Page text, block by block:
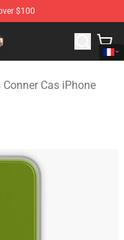
$100
Conner Merchandise
Conner Cas iPhone